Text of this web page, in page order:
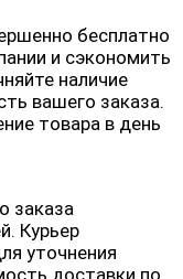
бесплатно
и сэкономить
наличие
вашего заказа.
товара в день
заказа
Курьер
уточнения
доставки по